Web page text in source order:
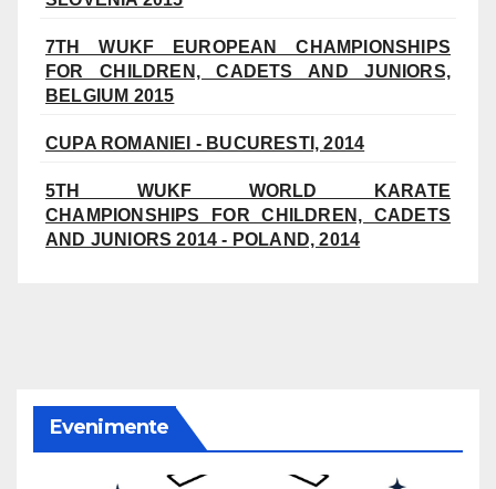
7TH WUKF EUROPEAN CHAMPIONSHIPS
FOR CHILDREN, CADETS AND JUNIORS,
BELGIUM 2015
CUPA ROMANIEI - BUCURESTI, 2014
5TH WUKF WORLD KARATE
CHAMPIONSHIPS FOR CHILDREN, CADETS
AND JUNIORS 2014 - POLAND, 2014
Evenimente